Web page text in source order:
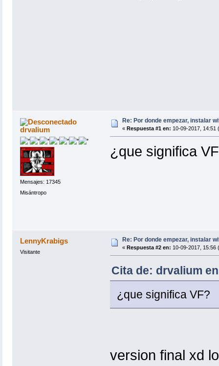
drvalium
Mensajes: 17345
Misántropo
Re: Por donde empezar, instalar
« Respuesta #1 en: 10-09-2017, 14:51
¿que significa
LennyKrabigs
Visitante
Re: Por donde empezar, instalar
« Respuesta #2 en: 10-09-2017, 15:56
Cita de: drvalium
¿que significa VF?
version final xd